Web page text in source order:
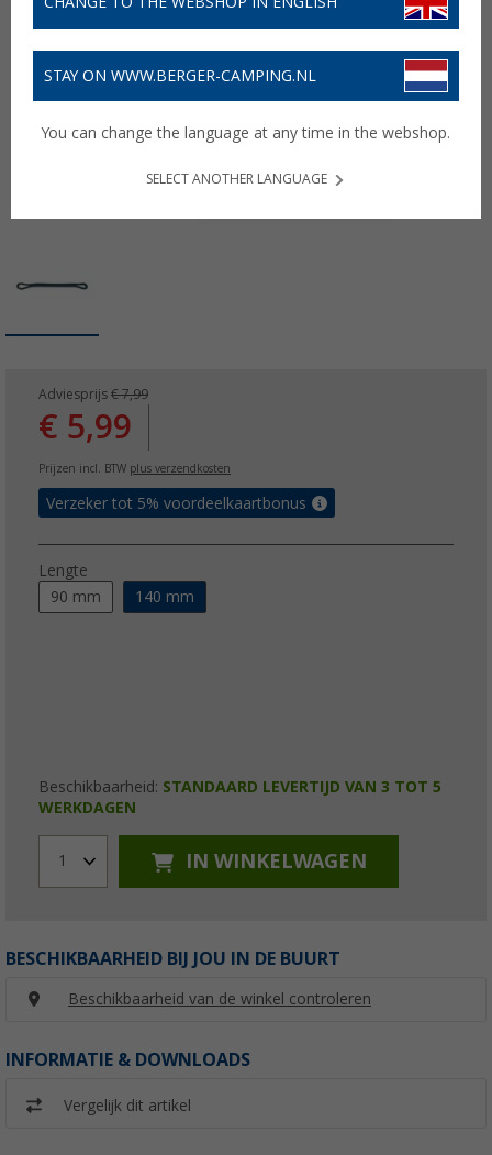
Adviesprijs € 7,99
€ 5,99
Prijzen incl. BTW plus verzendkosten
Verzeker tot 5% voordeelkaartbonus
Lengte
90 mm
140 mm
Beschikbaarheid: STANDAARD LEVERTIJD VAN 3 TOT 5
WERKDAGEN
1 IN WINKELWAGEN
BESCHIKBAARHEID BIJ JOU IN DE BUURT
Beschikbaarheid van de winkel controleren
INFORMATIE & DOWNLOADS
Vergelijk dit artikel
STAY ON WWW.BERGER-CAMPING.NL
You can change the language at any time in the webshop.
SELECT ANOTHER LANGUAGE